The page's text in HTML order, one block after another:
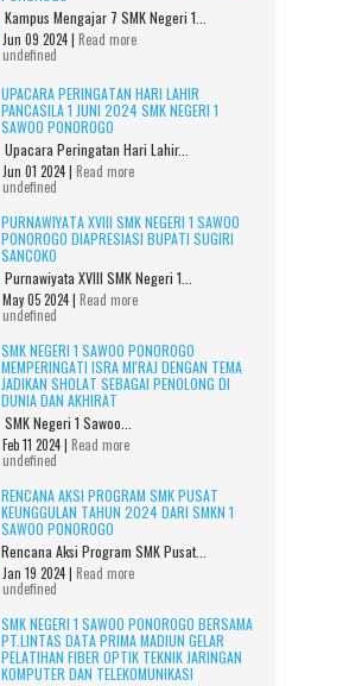
Kampus Mengajar 7 SMK Negeri 1...
Jun 09 2024 | Read more
undefined
UPACARA PERINGATAN HARI LAHIR
PANCASILA 1 JUNI 2024 SMK NEGERI 1
SAWOO PONOROGO
Upacara Peringatan Hari Lahir...
Jun 01 2024 | Read more
undefined
PURNAWIYATA XVIII SMK NEGERI 1 SAWOO
PONOROGO DIAPRESIASI BUPATI SUGIRI
SANCOKO
Purnawiyata XVIII SMK Negeri 1...
May 05 2024 | Read more
undefined
SMK NEGERI 1 SAWOO PONOROGO
MEMPERINGATI ISRA MI'RAJ DENGAN TEMA
JADIKAN SHOLAT SEBAGAI PENOLONG DI
DUNIA DAN AKHIRAT
SMK Negeri 1 Sawoo...
Feb 11 2024 | Read more
undefined
RENCANA AKSI PROGRAM SMK PUSAT
KEUNGGULAN TAHUN 2024 DARI SMKN 1
SAWOO PONOROGO
Rencana Aksi Program SMK Pusat...
Jan 19 2024 | Read more
undefined
SMK NEGERI 1 SAWOO PONOROGO BERSAMA
PT.LINTAS DATA PRIMA MADIUN GELAR
PELATIHAN FIBER OPTIK TEKNIK JARINGAN
KOMPUTER DAN TELEKOMUNIKASI